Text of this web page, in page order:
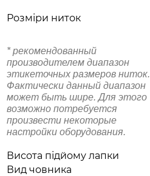
Розміри ниток
* рекомендованный
производителем диапазон
этикеточных размеров ниток.
Фактически данный диапазон
может быть шире. Для этого
возможно потребуется
произвести некоторые
настройки оборудования.
Висота підйому лапки
Вид човника